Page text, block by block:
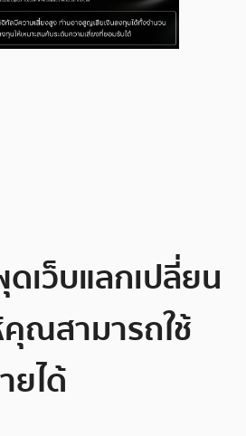
เว็บแลกเปลี่ยน
ณสามารถใช้
ยได้